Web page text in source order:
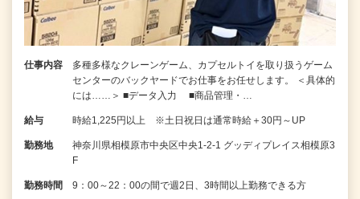
仕事内容
多種多様なクレーンゲーム、カプセルトイを取り扱うゲーム
センターのバックヤードでお仕事をお任せします。 ＜具体的
には……＞ ■データ入力 ■商品管理・…
給与 時給1,225円以上 ※土日祝日は通常時給＋30円～UP
勤務地
神奈川県相模原市中央区中央1-2-1 グッディプレイス相模原3
F
勤務時間 9：00～22：00の間で週2日、3時間以上勤務できる方